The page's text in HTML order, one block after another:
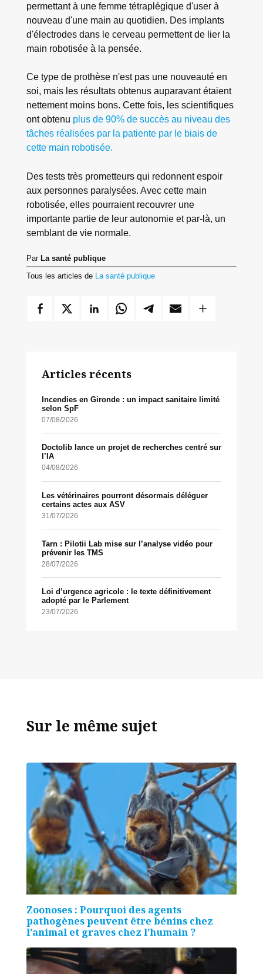
permettant à une femme tétraplégique d'user à
nouveau d'une main au quotidien. Des implants
d'électrodes dans le cerveau permettent de lier la
main robotisée à la pensée.
Ce type de prothèse n'est pas une nouveauté en
soi, mais les résultats obtenus auparavant étaient
nettement moins bons. Cette fois, les scientifiques
ont obtenu plus de 90% de succès au niveau des
tâches réalisées par la patiente par le biais de
cette main robotisée.
Des tests très prometteurs qui redonnent espoir
aux personnes paralysées. Avec cette main
robotisée, elles pourraient recouvrer une
importante partie de leur autonomie et par-là, un
semblant de vie normale.
Par La santé publique
Tous les articles de
La santé publique
Articles récents
Incendies en Gironde : un impact sanitaire limité
selon SpF
07/08/2026
Doctolib lance un projet de recherches centré sur
l’IA
04/08/2026
Les vétérinaires pourront désormais déléguer
certains actes aux ASV
31/07/2026
Tarn : Pilotii Lab mise sur l’analyse vidéo pour
prévenir les TMS
28/07/2026
Loi d’urgence agricole : le texte définitivement
adopté par le Parlement
23/07/2026
Sur le même sujet
Zoonoses : Pourquoi des agents
pathogènes peuvent être bénins chez
l’animal et graves chez l’humain ?